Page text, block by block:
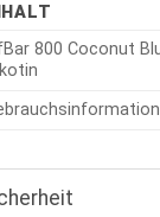
800 Coconut